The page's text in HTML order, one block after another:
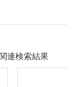
連検索結果